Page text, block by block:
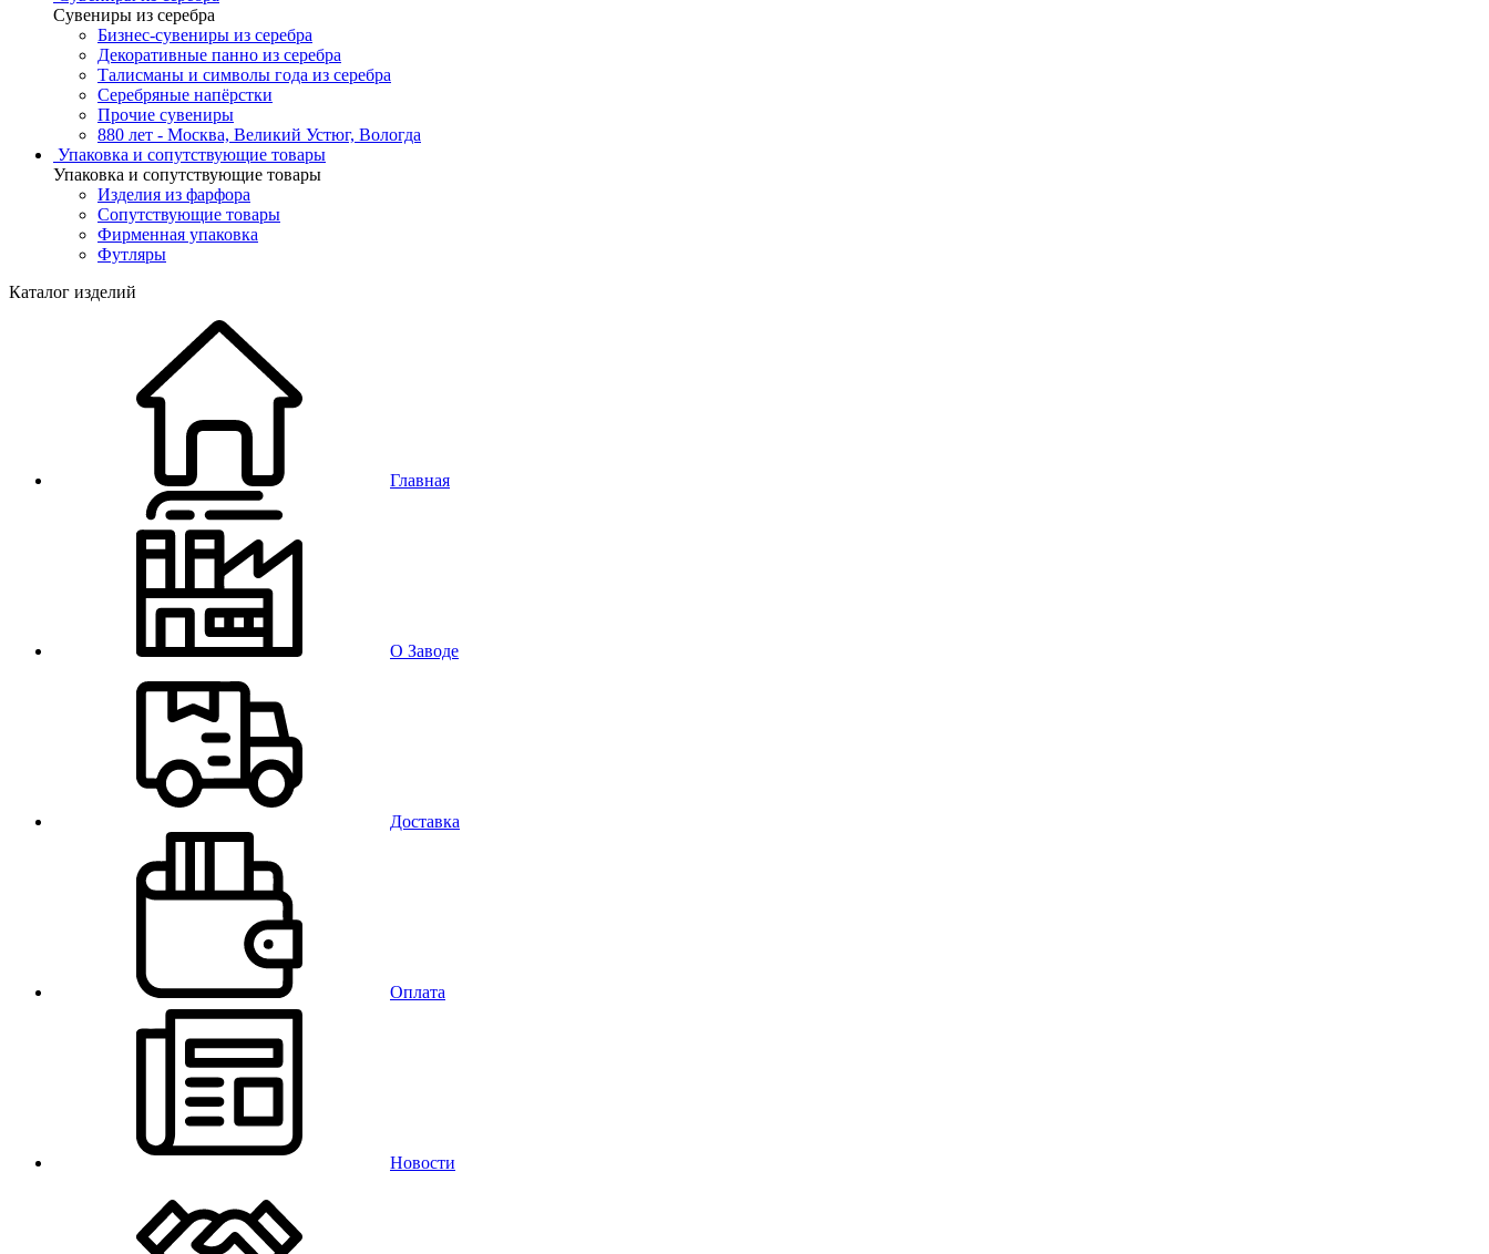
Сувениры из серебра
Бизнес-сувениры из серебра
Декоративные панно из серебра
Талисманы и символы года из серебра
Серебряные напёрстки
Прочие сувениры
880 лет - Москва, Великий Устюг, Вологда
Упаковка и сопутствующие товары
Упаковка и сопутствующие товары
Изделия из фарфора
Сопутствующие товары
Фирменная упаковка
Футляры
Каталог изделий
Главная
О Заводе
Доставка
Оплата
Новости